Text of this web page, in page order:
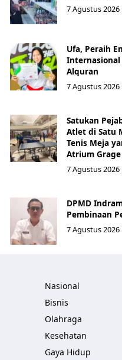
7 Agustus 2026
Ufa, Peraih
Internasional
Alquran
7 Agustus 2026
Satukan
Atlet di Satu
Tenis Meja
Atrium
7 Agustus 2026
DPMD
Pembinaan
7 Agustus 2026
Nasional
Bisnis
Olahraga
Kesehatan
Gaya Hidup